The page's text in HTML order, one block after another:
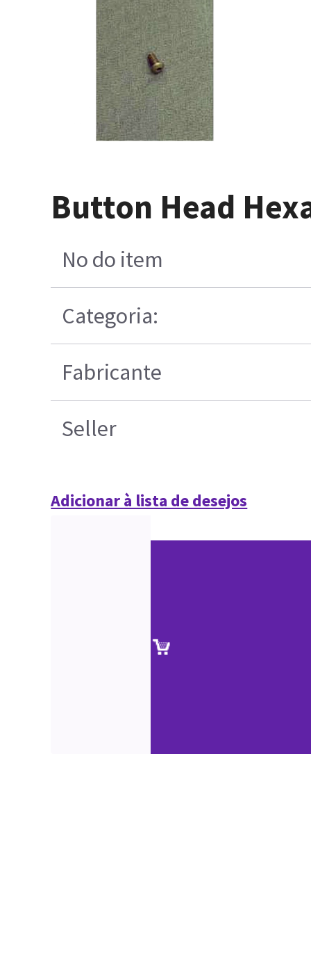
Button Head
No do item
Categoria:
Fabricante
Seller
Adicionar à lista de desejos